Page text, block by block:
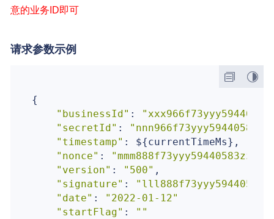
意的业务ID即可
请求参数示例
{
"businessId" :
"secretId" :
"timestamp" : ${currentTimeMs},
"nonce" :
"version" : "500" ,
"signature" :
"date" : "2022-01-12"
"startFlag" : ""